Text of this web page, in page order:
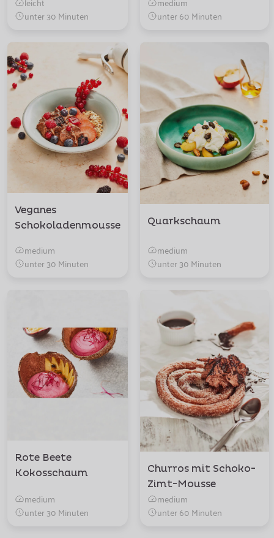
unter 30 Minuten
unter 60 Minuten
Veganes
Schokoladenmousse
medium
unter 30 Minuten
Quarkschaum
medium
unter 30 Minuten
Rote Beete
Kokosschaum
medium
unter 30 Minuten
Churros mit Schoko-
Zimt-Mousse
medium
unter 60 Minuten